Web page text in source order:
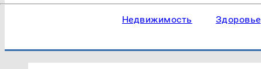
Недвижимость Здоровье